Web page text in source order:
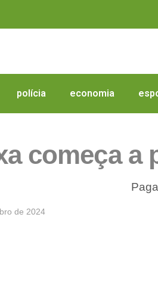
polícia economia
começa a
de 2024